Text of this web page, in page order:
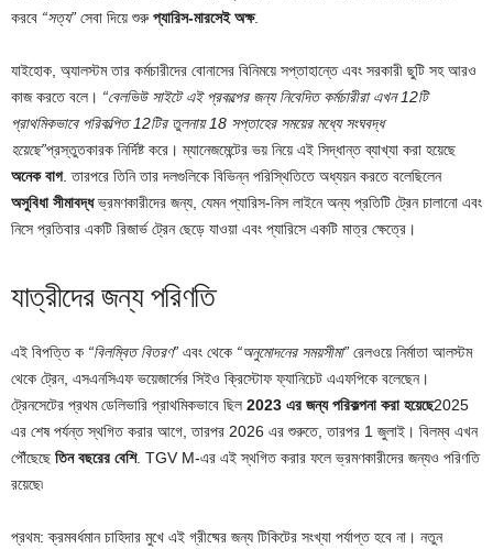
করবে “সত্য” সেবা দিয়ে শুরুপ্যারিস-মারসেই অক্ষ.
যাইহোক, অ্যালস্টম তার কর্মচারীদের বোনাসের বিনিময়ে সপ্তাহান্তে এবং সরকারী ছুটি সহ আরও
কাজ করতে বলে। “বেলভিউ সাইটে এই প্রকল্পের জন্য নিবেদিত কর্মচারীরা এখন 12টি
প্রাথমিকভাবে পরিকল্পিত 12টির তুলনায় 18 সপ্তাহের সময়ের মধ্যে সংঘবদ্ধ
হয়েছে”প্রস্তুতকারক নির্দিষ্ট করে। ম্যানেজমেন্টের ভয় নিয়ে এই সিদ্ধান্ত ব্যাখ্যা করা হয়েছে
অনেক বাগ. তারপরে তিনি তার দলগুলিকে বিভিন্ন পরিস্থিতিতে অধ্যয়ন করতে বলেছিলেন
অসুবিধা সীমাবদ্ধভ্রমণকারীদের জন্য, যেমন প্যারিস-নিস লাইনে অন্য প্রতিটি ট্রেন চালানো এবং
নিসে প্রতিবার একটি রিজার্ভ ট্রেন ছেড়ে যাওয়া এবং প্যারিসে একটি মাত্র ক্ষেত্রে।
যাত্রীদের জন্য পরিণতি
এই বিপত্তি ক “বিলম্বিত বিতরণ” এবং থেকে “অনুমোদনের সময়সীমা” রেলওয়ে নির্মাতা আলস্টম
থেকে ট্রেন, এসএনসিএফ ভয়েজার্সের সিইও ক্রিস্টোফ ফ্যানিচেট এএফপিকে বলেছেন।
ট্রেনসেটের প্রথম ডেলিভারি প্রাথমিকভাবে ছিল 2023 এর জন্য পরিকল্পনা করা হয়েছে2025
এর শেষ পর্যন্ত স্থগিত করার আগে, তারপর 2026 এর শুরুতে, তারপর 1 জুলাই। বিলম্ব এখন
পৌঁছেছে তিন বছরের বেশি. TGV M-এর এই স্থগিত করার ফলে ভ্রমণকারীদের জন্যও পরিণতি
রয়েছে৷
প্রথম: ক্রমবর্ধমান চাহিদার মুখে এই গ্রীষ্মের জন্য টিকিটের সংখ্যা পর্যাপ্ত হবে না। নতুন